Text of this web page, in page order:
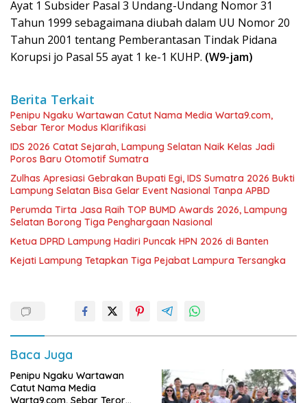
Ayat 1 Subsider Pasal 3 Undang-Undang Nomor 31
Tahun 1999 sebagaimana diubah dalam UU Nomor 20
Tahun 2001 tentang Pemberantasan Tindak Pidana
Korupsi jo Pasal 55 ayat 1 ke-1 KUHP. (W9-jam)
Berita Terkait
Penipu Ngaku Wartawan Catut Nama Media Warta9.com,
Sebar Teror Modus Klarifikasi
IDS 2026 Catat Sejarah, Lampung Selatan Naik Kelas Jadi
Poros Baru Otomotif Sumatra
Zulhas Apresiasi Gebrakan Bupati Egi, IDS Sumatra 2026 Bukti
Lampung Selatan Bisa Gelar Event Nasional Tanpa APBD
Perumda Tirta Jasa Raih TOP BUMD Awards 2026, Lampung
Selatan Borong Tiga Penghargaan Nasional
Ketua DPRD Lampung Hadiri Puncak HPN 2026 di Banten
Kejati Lampung Tetapkan Tiga Pejabat Lampura Tersangka
Baca Juga
Penipu Ngaku Wartawan
Catut Nama Media
Warta9.com, Sebar Teror